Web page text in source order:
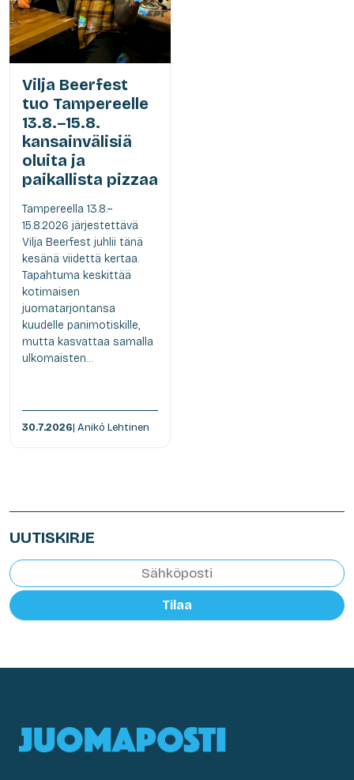
Vilja Beerfest
tuo Tampereelle
13.8.–15.8.
kansainvälisiä
oluita ja
paikallista pizzaa
Tampereella 13.8.–
15.8.2026 järjestettävä
Vilja Beerfest juhlii tänä
kesänä viidettä kertaa.
Tapahtuma keskittää
kotimaisen
juomatarjontansa
kuudelle panimotiskille,
mutta kasvattaa samalla
ulkomaisten...
30.7.2026| Anikó Lehtinen
UUTISKIRJE
Tilaa